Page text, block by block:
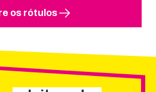
os rótulos